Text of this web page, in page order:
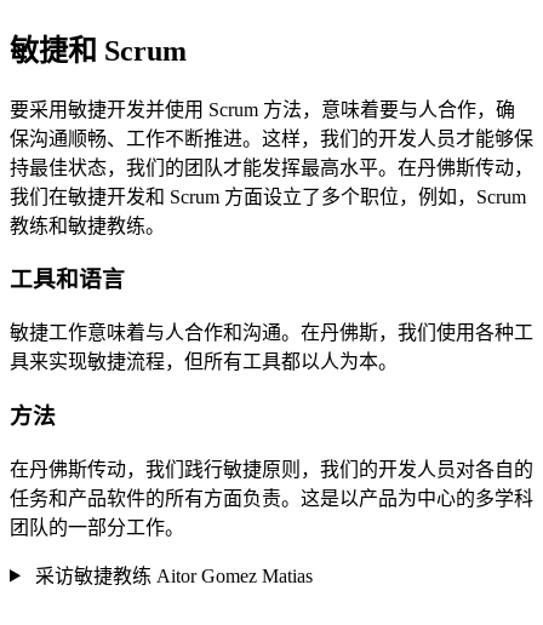
敏捷和 Scrum
要采用敏捷开发并使用 Scrum 方法，意味着要与人合作，确
保沟通顺畅、工作不断推进。这样，我们的开发人员才能够保
持最佳状态，我们的团队才能发挥最高水平。在丹佛斯传动，
我们在敏捷开发和 Scrum 方面设立了多个职位，例如，Scrum
教练和敏捷教练。
工具和语言
敏捷工作意味着与人合作和沟通。在丹佛斯，我们使用各种工
具来实现敏捷流程，但所有工具都以人为本。
方法
在丹佛斯传动，我们践行敏捷原则，我们的开发人员对各自的
任务和产品软件的所有方面负责。这是以产品为中心的多学科
团队的一部分工作。
采访敏捷教练 Aitor Gomez Matias